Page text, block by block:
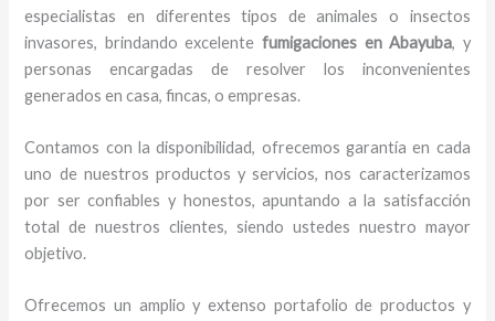
especialistas en diferentes tipos de animales o insectos
invasores, brindando excelente fumigaciones en Abayuba, y
personas encargadas de resolver los inconvenientes
generados en casa, fincas, o empresas.
Contamos con la disponibilidad, ofrecemos garantía en cada
uno de nuestros productos y servicios, nos caracterizamos
por ser confiables y honestos, apuntando a la satisfacción
total de nuestros clientes, siendo ustedes nuestro mayor
objetivo.
Ofrecemos un amplio y extenso portafolio de productos y